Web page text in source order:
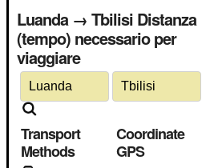
Luanda → Tbilisi Distanza
(tempo) necessario per
viaggiare
Transport
Methods
Coordinate
GPS